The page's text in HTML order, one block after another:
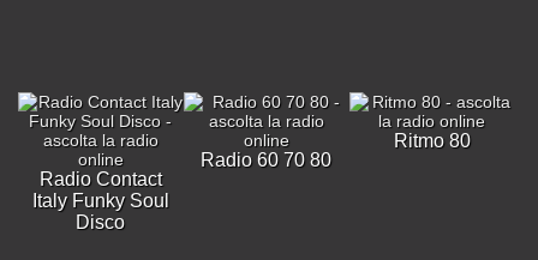
Radio Contact
Italy Funky Soul
Disco
Radio 60 70 80
Ritmo 80